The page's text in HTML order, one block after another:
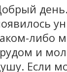
либо
и
Если